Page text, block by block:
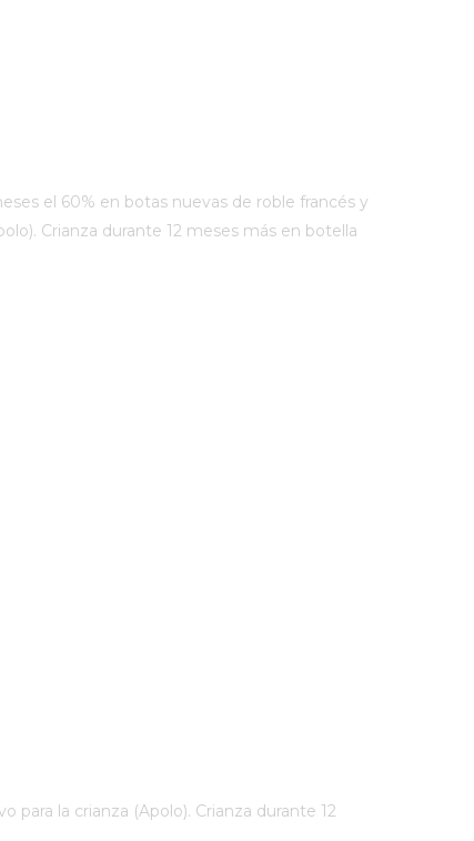
el 60% en botas nuevas de roble francés y
Crianza durante 12 meses más en botella
la crianza (Apolo). Crianza durante 12